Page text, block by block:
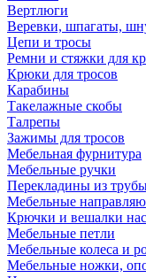
Вертлюги
Веревки, шпагаты,
Цепи и тросы
Ремни и стяжки для
Крюки для тросов
Карабины
Такелажные скобы
Талрепы
Зажимы для тросов
Мебельная фурнитура
Мебельные ручки
Перекладины из
Мебельные
Крючки и вешалки
Мебельные петли
Мебельные колеса и
Мебельные ножки,